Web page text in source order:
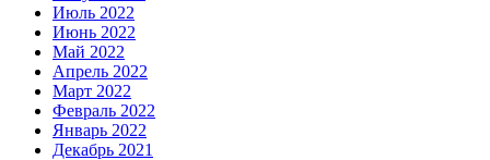
Июль 2022
Июнь 2022
Май 2022
Апрель 2022
Март 2022
Февраль 2022
Январь 2022
Декабрь 2021